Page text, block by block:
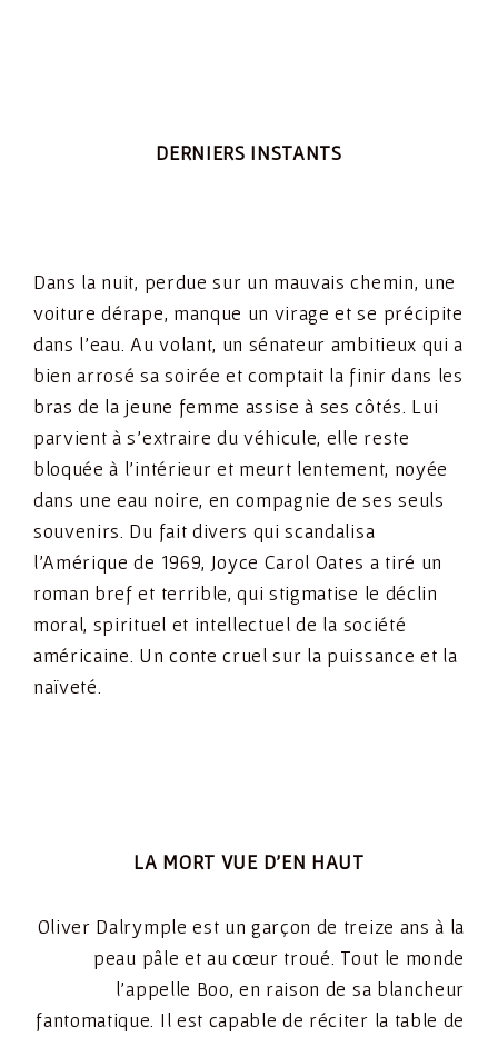
DERNIERS INSTANTS
Dans la nuit, perdue sur un mauvais chemin, une
voiture dérape, manque un virage et se précipite
dans l’eau. Au volant, un sénateur ambitieux qui a
bien arrosé sa soirée et comptait la finir dans les
bras de la jeune femme assise à ses côtés. Lui
parvient à s’extraire du véhicule, elle reste
bloquée à l’intérieur et meurt lentement, noyée
dans une eau noire, en compagnie de ses seuls
souvenirs. Du fait divers qui scandalisa
l’Amérique de 1969, Joyce Carol Oates a tiré un
roman bref et terrible, qui stigmatise le déclin
moral, spirituel et intellectuel de la société
américaine. Un conte cruel sur la puissance et la
naïveté.
LA MORT VUE D’EN HAUT
Oliver Dalrymple est un garçon de treize ans à la
peau pâle et au cœur troué. Tout le monde
l’appelle Boo, en raison de sa blancheur
fantomatique. Il est capable de réciter la table de